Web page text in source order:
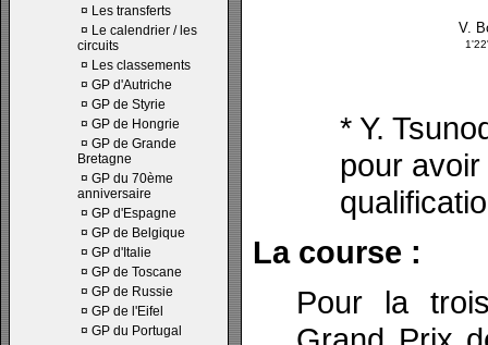
¤ Les transferts
¤ Le calendrier / les
circuits
¤ Les classements
¤ GP d'Autriche
¤ GP de Styrie
¤ GP de Hongrie
¤ GP de Grande
Bretagne
¤ GP du 70ème
anniversaire
¤ GP d'Espagne
¤ GP de Belgique
¤ GP d'Italie
¤ GP de Toscane
¤ GP de Russie
¤ GP de l'Eifel
¤ GP du Portugal
V.
* Y.
pour
La course :
Pour la